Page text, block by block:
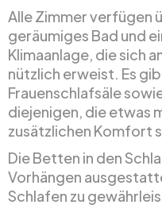
Alle Zimmer verfügen
geräumiges Bad und
Klimaanlage, die sich
nützlich erweist. Es
Frauenschlafsäle
diejenigen, die etwas
zusätzlichen Komfort
Die Betten in den
Vorhängen
Schlafen zu